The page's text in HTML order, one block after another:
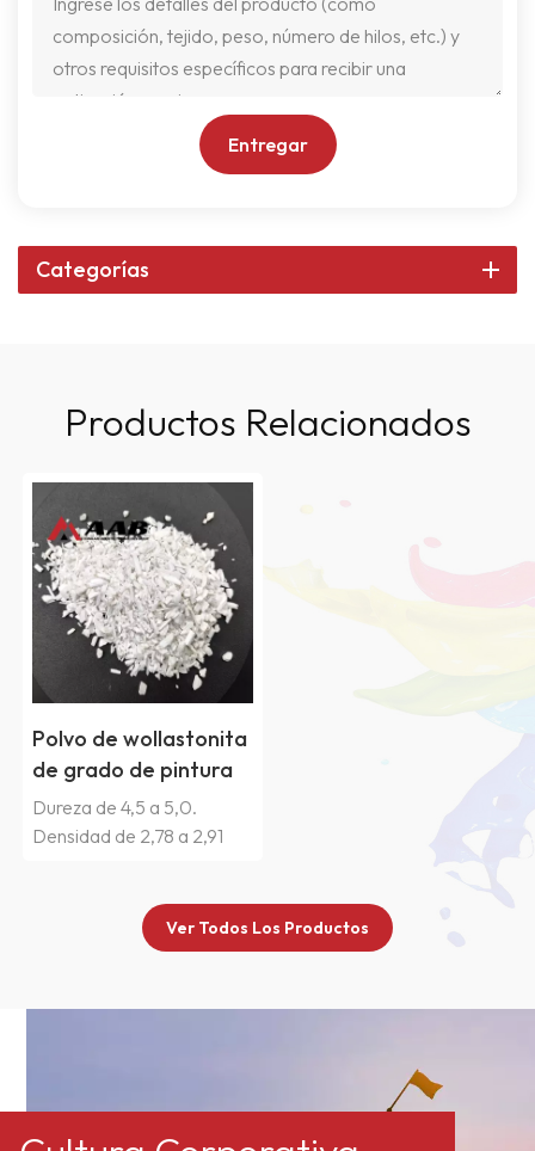
Entregar
Categorías
Productos Relacionados
Polvo de wollastonita
de grado de pintura
marina
Dureza de 4,5 a 5,0.
Densidad de 2,78 a 2,91
recubrimientos líquidos
industriales y resistentes a
recubrimientos en polvo y
Ver Todos Los Productos